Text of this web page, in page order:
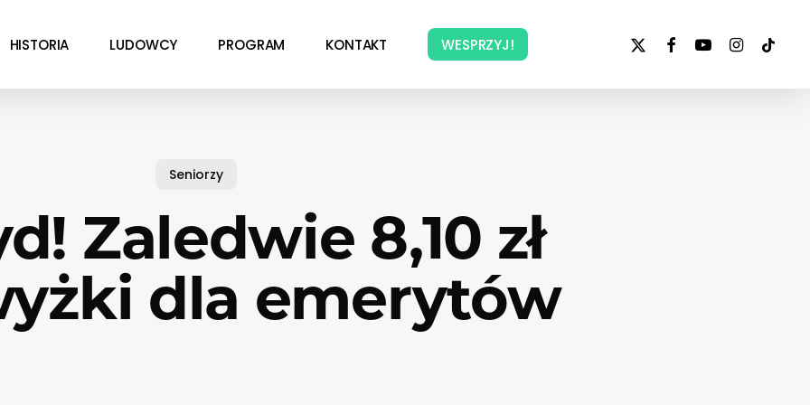
HISTORIA LUDOWCY PROGRAM KONTAKT WESPRZYJ!
x-
facebookyoutubeinstagram
tiktok
Seniorzy
Zaledwie 8,10 zł
dla emerytów